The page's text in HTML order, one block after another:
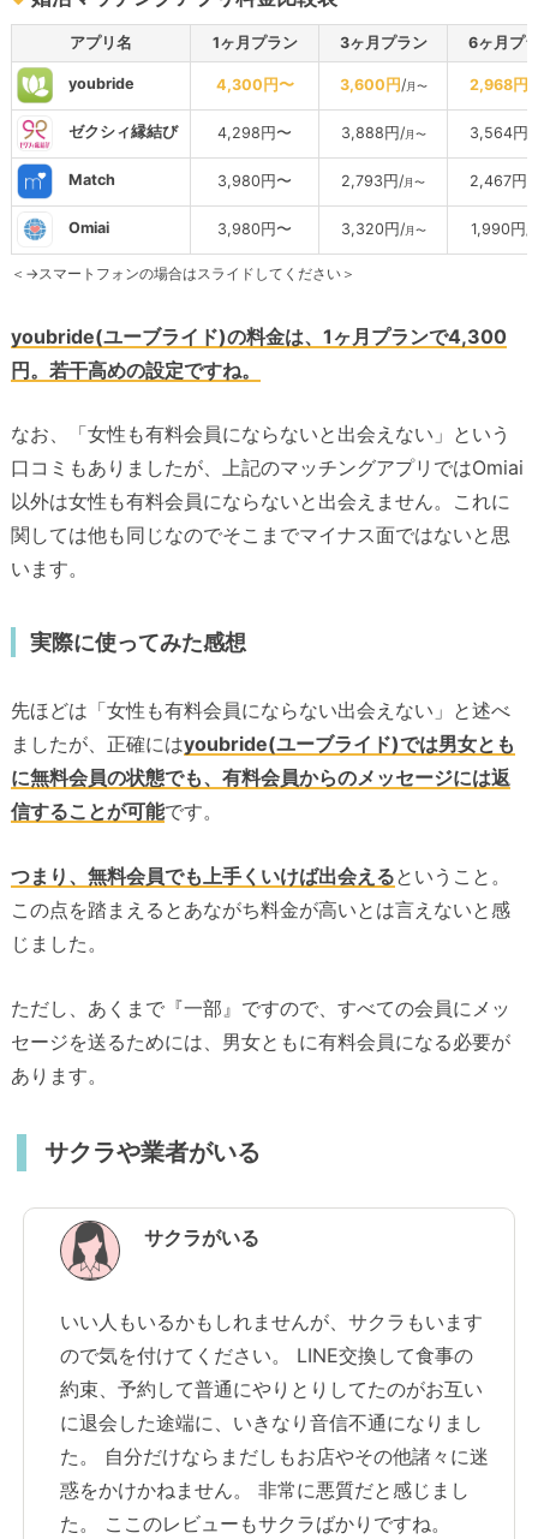
アプリ名 1ヶ月プラン 3ヶ月プラン 6ヶ月プ
youbride 4,300円〜 3,600円/月〜 2,968円
ゼクシィ縁結び 4,298円〜 3,888円/月〜 3,564円/
Match 3,980円〜 2,793円/月〜 2,467円/
Omiai 3,980円〜 3,320円/月〜 1,990円/
＜→スマートフォンの場合はスライドしてください＞
youbride(ユーブライド)の料金は、1ヶ月プランで4,300
円。若干高めの設定ですね。
なお、「女性も有料会員にならないと出会えない」という
口コミもありましたが、上記のマッチングアプリではOmiai
以外は女性も有料会員にならないと出会えません。これに
関しては他も同じなのでそこまでマイナス面ではないと思
います。
実際に使ってみた感想
先ほどは「女性も有料会員にならない出会えない」と述べ
ましたが、正確にはyoubride(ユーブライド)では男女とも
に無料会員の状態でも、有料会員からのメッセージには返
信することが可能です。
つまり、無料会員でも上手くいけば出会えるということ。
この点を踏まえるとあながち料金が高いとは言えないと感
じました。
ただし、あくまで『一部』ですので、すべての会員にメッ
セージを送るためには、男女ともに有料会員になる必要が
あります。
サクラや業者がいる
サクラがいる
いい人もいるかもしれませんが、サクラもいます
ので気を付けてください。 LINE交換して食事の
約束、予約して普通にやりとりしてたのがお互い
に退会した途端に、いきなり音信不通になりまし
た。 自分だけならまだしもお店やその他諸々に迷
惑をかけかねません。 非常に悪質だと感じまし
た。 ここのレビューもサクラばかりですね。